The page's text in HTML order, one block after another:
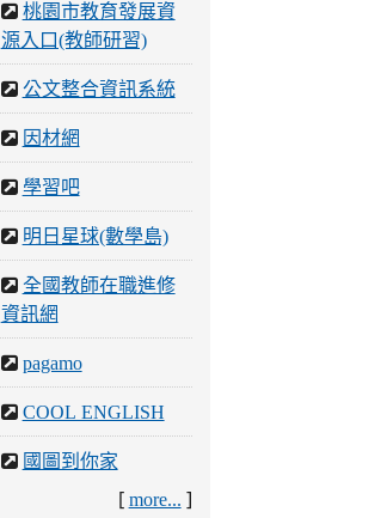
桃園市教育發展資
源入口(教師研習)
公文整合資訊系統
因材網
學習吧
明日星球(數學島)
全國教師在職進修
資訊網
pagamo
COOL ENGLISH
國圖到你家
[ more... ]